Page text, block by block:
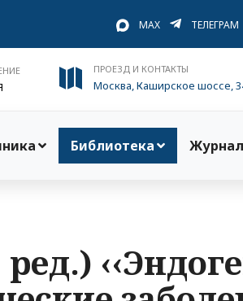
MAX ТЕЛЕГРАМ
ПРОЕЗД И КОНТАКТЫ
Москва, Каширское шоссе,
Библиотека